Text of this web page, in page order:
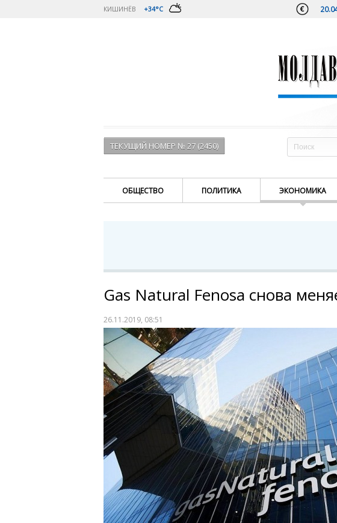
КИШИНЁВ +34°C
ТЕКУЩИЙ НОМЕР № 27 (2450)
ОБЩЕСТВО ПОЛИТИКА ЭКОНОМИКА
Gas Natural Fenosa снова
26.11.2019, 08:51